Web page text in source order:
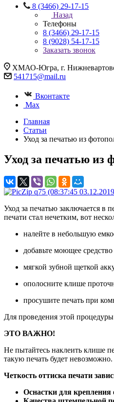
8 (3466) 29-17-15
Назад
Телефоны
8 (3466) 29-17-15
8 (9028) 54-17-15
Заказать звонок
ХМАО-Югра, г.
541715@mail.ru
Вконтакте
Max
Главная
Статьи
Уход за печатью из
Уход за печатью из
Уход за печатью заключается в
печати стал нечетким, вот
налейте в небольшую
добавьте моющее
мягкой зубной щеткой
ополосните клише
просушите печать при
Для проведения этой
ЭТО ВАЖНО!
Не пытайтесь наклеить клише
такую печать будет
Четкость оттиска печати
Оснастки для крепления